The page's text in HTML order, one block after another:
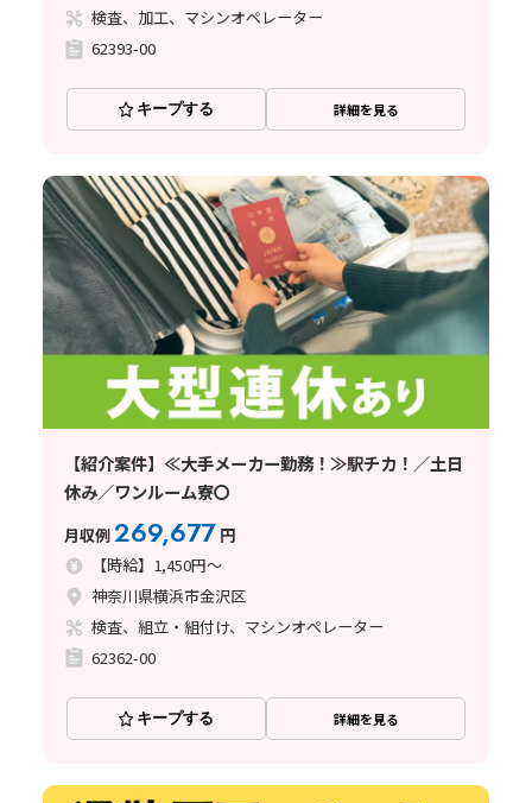
検査、加工、マシンオペレーター
62393-00
キープする 詳細を見る
【紹介案件】≪大手メーカー勤務！≫駅チカ！／土日
休み／ワンルーム寮〇
月収例269,677 円
【時給】1,450円～
神奈川県横浜市金沢区
検査、組立・組付け、マシンオペレーター
62362-00
キープする 詳細を見る